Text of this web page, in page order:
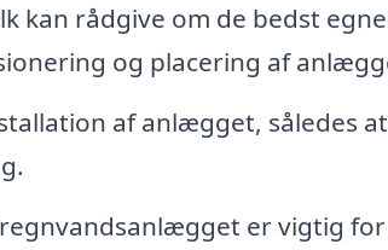
kan rådgive om de bedst
og placering af
af anlægget, således
er vigtig